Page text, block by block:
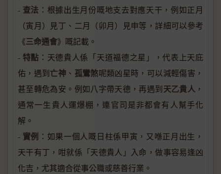
- 查法 ：根據出生月份嘅地支去對應天干，例如正月
（寅月）見丁、二月（卯月）見申等，詳細可以參考
《三命通會》嘅記載。
- 特點 ：天德貴人係「天道福德之星」，代表上天庇
佑，遇到亡神 、 孤鸞煞呢類凶星時，可以減輕傷害，
甚至轉危為安。例如八字帶天德，再遇到天乙貴人 ，
通常一生貴人運爆棚，連官司是非都會有人幫手化
解。
- 實例 ：如果一個人嘅日柱係甲寅，又喺正月出生，
天干有丁，咁就係「天德貴人」入命，做事容易逢凶
化吉，尤其適合從事公職或慈善行業。